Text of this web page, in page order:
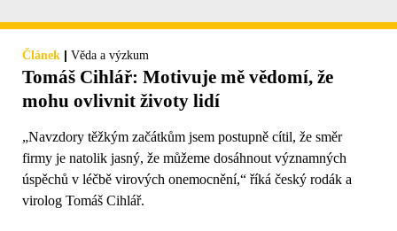
Článek | Věda a výzkum
Tomáš Cihlář: Motivuje mě vědomí, že
mohu ovlivnit životy lidí
„Navzdory těžkým začátkům jsem postupně cítil, že směr
firmy je natolik jasný, že můžeme dosáhnout významných
úspěchů v léčbě virových onemocnění,“ říká český rodák a
virolog Tomáš Cihlář.